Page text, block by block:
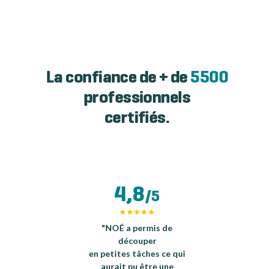
La confiance de + de 5500
professionnels
certifiés.
4,8/5
"NOÉ a permis de
découper
en petites tâches ce qui
aurait pu être une